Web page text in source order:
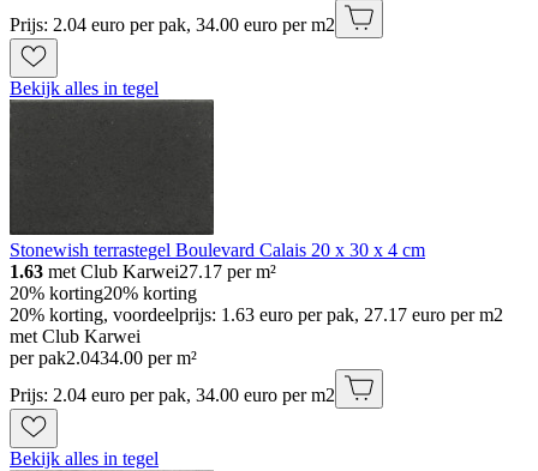
Prijs: 2.04 euro per pak, 34.00 euro per m2
Bekijk alles in tegel
Stonewish terrastegel Boulevard Calais 20 x 30 x 4 cm
1.63 met Club Karwei27.17 per m²
20% korting20% korting
20% korting, voordeelprijs: 1.63 euro per pak, 27.17 euro per m2
met Club Karwei
per pak2.0434.00 per m²
Prijs: 2.04 euro per pak, 34.00 euro per m2
Bekijk alles in tegel